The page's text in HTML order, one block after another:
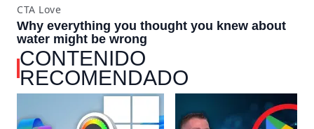
CONTENIDO
RECOMENDADO